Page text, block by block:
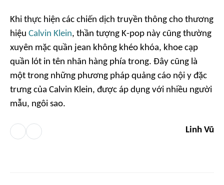
Khi thực hiện các chiến dịch truyền thông cho thương
hiệu Calvin Klein, thần tượng K-pop này cũng thường
xuyên mặc quần jean không khéo khóa, khoe cạp
quần lót in tên nhãn hàng phía trong. Đây cũng là
một trong những phương pháp quảng cáo nội y đặc
trưng của Calvin Klein, được áp dụng với nhiều người
mẫu, ngôi sao.
Linh Vũ